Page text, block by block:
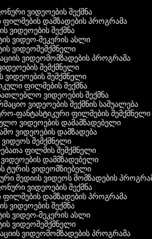
ვიდეოების შექმნა
ფილმების დამზადების პროგრამა
ვიდეოების შექმნა
ვიდეო-მეკერის ასლი
ვიდეოშემქმნელი
ვიდეომომზადების პროგრამა
შემქმნელი
ვიდეოების შემქმნელი
ფილმების შექმნა
ვიდეოების შექმნა
ვიდეოების შექმნის საშუალება
ფანტასტიკური ფილმების შემქმნელი
ვიდეოების დამამზადებელი
ვიდეოების დამზადება
ვიდეოს შემქმნელი
ფილმის შემქმნელი
ვიდეოების დამმზადებელი
ტურის ვიდეომზიებელი
მედიის ვიდეოს მომზადების
ვიდეოების შექმნა
ფილმების დამზადების პროგრამა
ვიდეოების შექმნა
ვიდეო-მეკერის ასლი
ვიდეოშემქმნელი
ვიდეომომზადების პროგრამა